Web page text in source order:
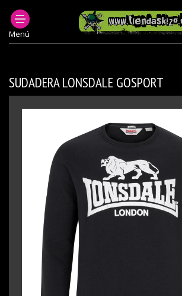
Menú
ROPA PUNK HOMBRE
SUDADERAS PUNK HOMBRE
SUDADERAS LONSDALE CHICO
SUDADERA LONSDALE GOSPORT